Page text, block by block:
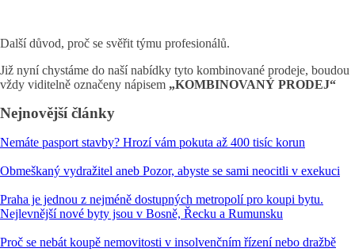
Další důvod, proč se svěřit týmu profesionálů.
Již nyní chystáme do naší nabídky tyto kombinované prodeje, boudou
vždy viditelně označeny nápisem „KOMBINOVANÝ PRODEJ“
Nejnovější články
Nemáte pasport stavby? Hrozí vám pokuta až 400 tisíc korun
Obmeškaný vydražitel aneb Pozor, abyste se sami neocitli v exekuci
Praha je jednou z nejméně dostupných metropolí pro koupi bytu.
Nejlevnější nové byty jsou v Bosně, Řecku a Rumunsku
Proč se nebát koupě nemovitosti v insolvenčním řízení nebo dražbě